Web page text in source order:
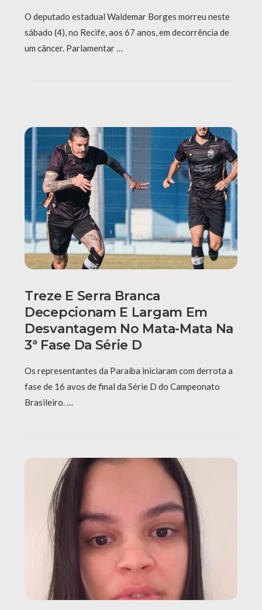
O deputado estadual Waldemar Borges morreu neste
sábado (4), no Recife, aos 67 anos, em decorrência de
um câncer. Parlamentar …
Treze E Serra Branca
Decepcionam E Largam Em
Desvantagem No Mata-Mata Na
3ª Fase Da Série D
Os representantes da Paraíba iniciaram com derrota a
fase de 16 avos de final da Série D do Campeonato
Brasileiro. …